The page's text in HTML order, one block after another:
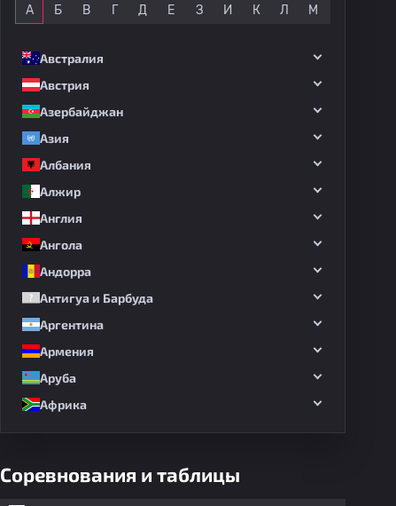
А Б В Г Д Е З И К Л М
Австралия
Австрия
Азербайджан
Азия
Албания
Алжир
Англия
Ангола
Андорра
Антигуа и Барбуда
Аргентина
Армения
Аруба
Африка
Соревнования и таблицы